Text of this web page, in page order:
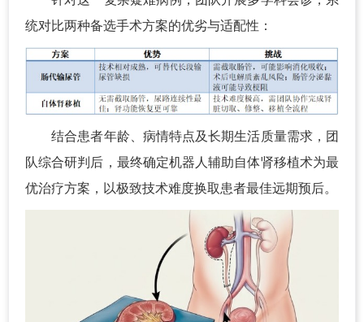
统对比两种备选手术方案的优劣与适配性：
结合患者年龄、病情特点及长期生活质量需求，团
队综合研判后，最终确定机器人辅助自体肾移植术为最
优治疗方案，以极致技术难度换取患者最佳远期预后。